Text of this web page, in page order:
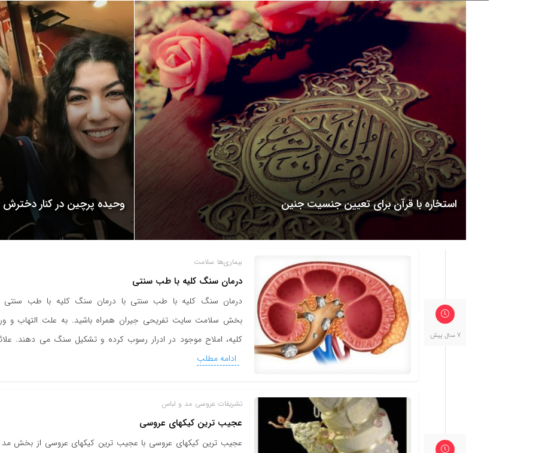
استخاره با قرآن برای تعیین جنسیت جنین وحیده پرچین در کنار دخترش
7 سال پیش
بیماری‌ها سلامت
درمان سنگ کلیه با طب سنتی
درمان سنگ کلیه با طب سنتی با درمان سنگ کلیه با طب سنتی
بخش سلامت سایت تفریحی جیران همراه باشید. به علت التهاب و
کلیه، املاح موجود در ادرار رسوب کرده و تشکیل سنگ می دهند.
ادامه مطلب
تشریفات عروسی مد و لباس
عجیب ترین کیکهای عروسی
عجیب ترین کیکهای عروسی با عجیب ترین کیکهای عروسی از بخش